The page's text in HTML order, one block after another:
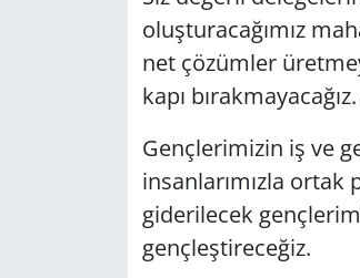
oluşturacağımız
net çözümler
kapı
Gençlerimizin iş ve
insanlarımızla ortak
giderilecek
gençleştireceğiz.